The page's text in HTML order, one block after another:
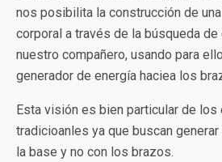
nos posibilita la construcción de
corporal a través de la búsqueda de
nuestro compañero, usando para
generador de energía haciea los
Esta visión es bien particular de los
tradicioanles ya que buscan
la base y no con los brazos.